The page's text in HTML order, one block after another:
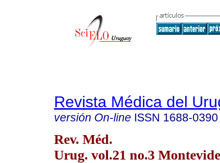
Revista Médica del
versión On-line ISSN 1688-0390
Rev. Méd.
Urug. vol.21 no.3